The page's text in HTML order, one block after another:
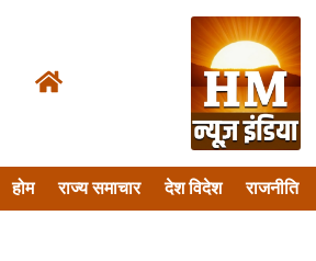
होम राज्य समाचार देश विदेश राजनीति